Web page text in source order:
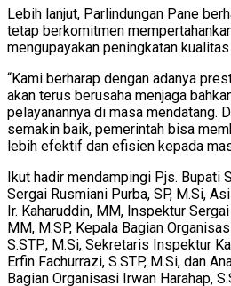
Lebih lanjut, Parlindungan Pane
tetap berkomitmen
mengupayakan peningkatan
“Kami berharap dengan adanya
akan terus berusaha menjaga
pelayanannya di masa mendatang.
semakin baik, pemerintah bisa
lebih efektif dan efisien kepada
Ikut hadir mendampingi Pjs. Bupati
Sergai Rusmiani Purba, SP, M.Si,
Ir. Kaharuddin, MM, Inspektur
MM, M.SP, Kepala Bagian
S.STP., M.Si, Sekretaris Inspektur
Erfin Fachurrazi, S.STP, M.Si, dan
Bagian Organisasi Irwan Harahap,